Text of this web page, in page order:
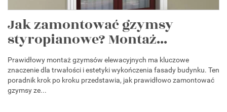
Jak zamontować gzymsy
styropianowe? Montaż...
Prawidłowy montaż gzymsów elewacyjnych ma kluczowe
znaczenie dla trwałości i estetyki wykończenia fasady budynku. Ten
poradnik krok po kroku przedstawia, jak prawidłowo zamontować
gzymsy ze...